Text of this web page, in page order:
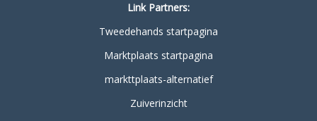
Link Partners:
Tweedehands startpagina
Marktplaats startpagina
markttplaats-alternatief
Zuiverinzicht